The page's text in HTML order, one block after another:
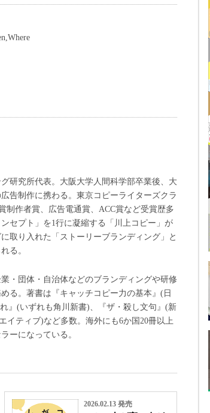
研究所代表。大阪大学人間科学部卒業後、大
告制作に携わる。東京コピーライターズクラ
制作者賞、広告電通賞、ACC賞など受賞歴多
セプト」を1行に凝縮する「川上コピー」が
取り入れた「ストーリーブランディング」と
る。
・団体・自治体などのブランディングや研修
る。著書は『キャッチコピー力の基本』(日
』(いずれも角川新書)、『ザ・殺し文句』(新
イティブ)など多数。海外にも6か国20冊以上
ーになっている。
2026.02.13 発売